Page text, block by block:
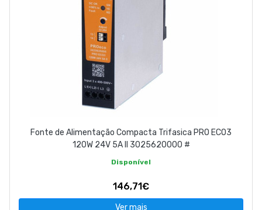
Fonte de Alimentação Compacta Trifasica PRO ECO3
120W 24V 5A II 3025620000 #
Disponível
146,71€
Ver mais